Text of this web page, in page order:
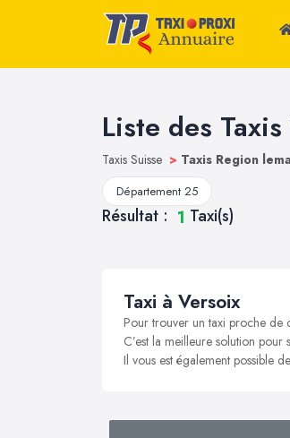
Liste des
Taxis Suisse > Taxis Region
Département 25
Résultat : 1 Taxi(s)
Taxi à Versoix
Pour trouver un taxi proche de
C’est la meilleure solution
Il vous est également possible